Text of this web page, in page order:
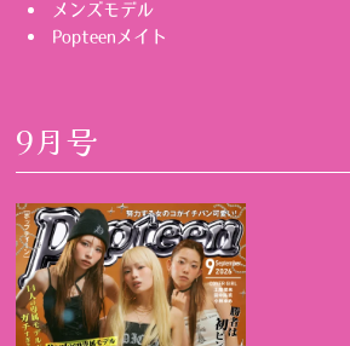
メンズモデル
Popteenメイト
9月号